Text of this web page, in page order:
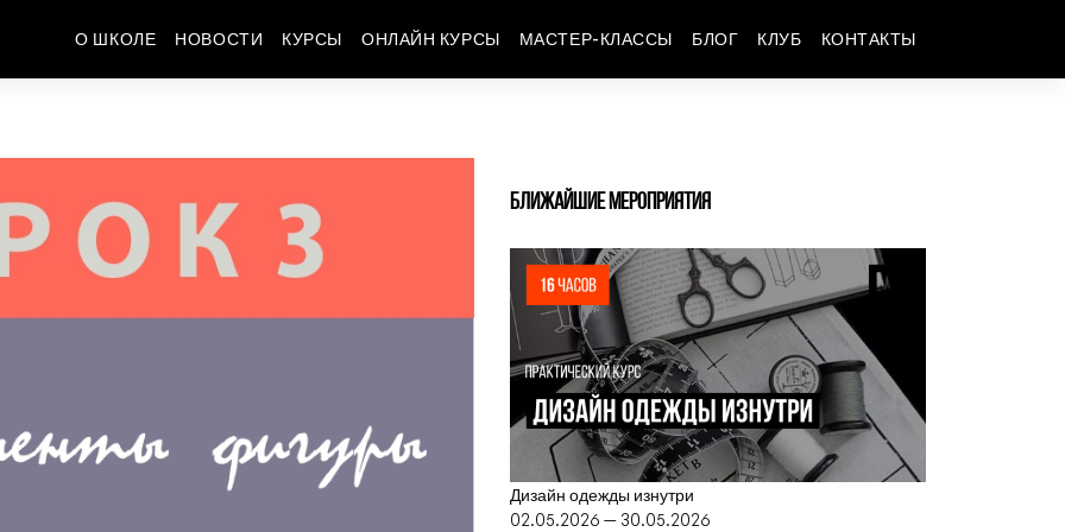
О ШКОЛЕ НОВОСТИ КУРСЫ ОНЛАЙН КУРСЫ МАСТЕР-КЛАССЫ БЛОГ КЛУБ КОНТАКТЫ
БЛИЖАЙШИЕ МЕРОПРИЯТИЯ
Дизайн одежды изнутри
02.05.2026 — 30.05.2026